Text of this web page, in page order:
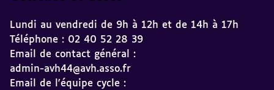
Lundi au vendredi de 9h à 12h et de 14h à 17h
Téléphone : 02 40 52 28 39
Email de contact général :
admin-avh44@avh.asso.fr
Email de l'équipe cycle :